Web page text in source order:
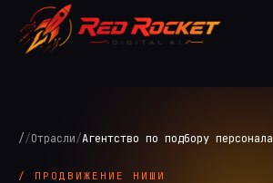
//Отрасли/Агентство по подбору персонала
/ ПРОДВИЖЕНИЕ НИШИ